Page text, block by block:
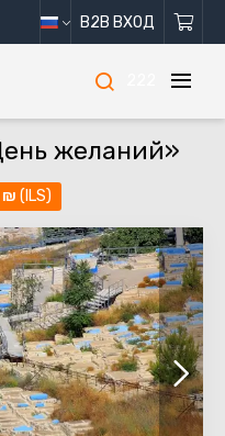
B2B ВХОД
желаний»
₪ (ILS)